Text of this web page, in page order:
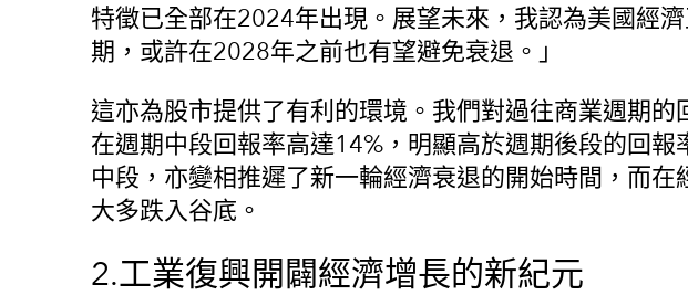
特徵已全部在2024年出現。展望未來，我認為美國經
期，或許在2028年之前也有望避免衰退。」
這亦為股市提供了有利的環境。我們對過往商業週期的
在週期中段回報率高達14%，明顯高於週期後段的回報
中段，亦變相推遲了新一輪經濟衰退的開始時間，而在
大多跌入谷底。
2.工業復興開闢經濟增長的新紀元